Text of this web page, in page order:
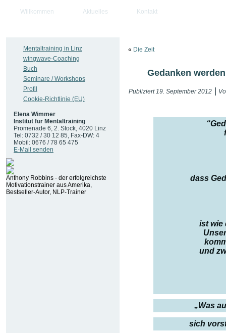
Willkommen Aktuelles Kontakt
Mentaltraining in Linz
wingwave-Coaching
Buch
Seminare / Workshops
Profil
Cookie-Richtlinie (EU)
Elena Wimmer
Institut für Mentaltraining
Promenade 6, 2. Stock, 4020 Linz
Tel: 0732 / 30 12 85, Fax-DW: 4
Mobil: 0676 / 78 65 475
E-Mail senden
Anthony Robbins - der erfolgreichste
Motivationstrainer aus Amerika,
Bestseller-Autor, NLP-Trainer
« Die Zeit
Gedanken
Publiziert 19. September 2012
dass
ist wie
und
„Was
sich